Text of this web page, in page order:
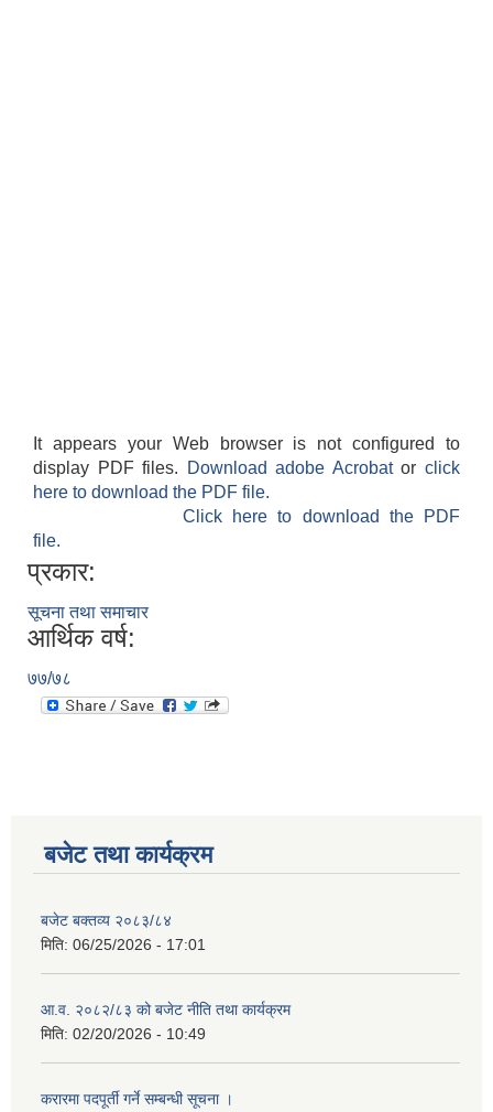
It appears your Web browser is not configured to
display PDF files.
Download adobe Acrobatorclick
here to download the PDF file.
Click here to download the PDF
file.
प्रकार:
सूचना तथा समाचार
आर्थिक वर्ष:
७७/७८
बजेट तथा कार्यक्रम
बजेट बक्तव्य २०८३/८४
मिति: 06/25/2026 - 17:01
आ.व. २०८२/८३ को बजेट नीति तथा कार्यक्रम
मिति: 02/20/2026 - 10:49
करारमा पदपूर्ती गर्ने सम्बन्धी सूचना ।